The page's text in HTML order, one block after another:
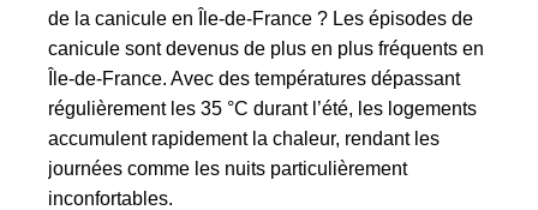
de la canicule en Île-de-France ? Les épisodes de
canicule sont devenus de plus en plus fréquents en
Île-de-France. Avec des températures dépassant
régulièrement les 35 °C durant l’été, les logements
accumulent rapidement la chaleur, rendant les
journées comme les nuits particulièrement
inconfortables.